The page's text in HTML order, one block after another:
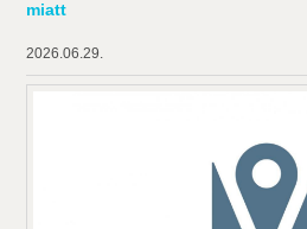
miatt
2026.06.29.